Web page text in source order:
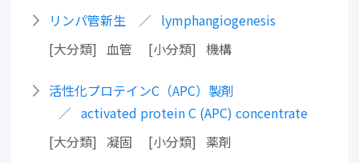
リンパ管新生
lymphangiogenesis
大分類
血管 小分類 機構
活性化プロテインC（APC）製剤
activated protein C (APC) concentrate
大分類
凝固 小分類 薬剤